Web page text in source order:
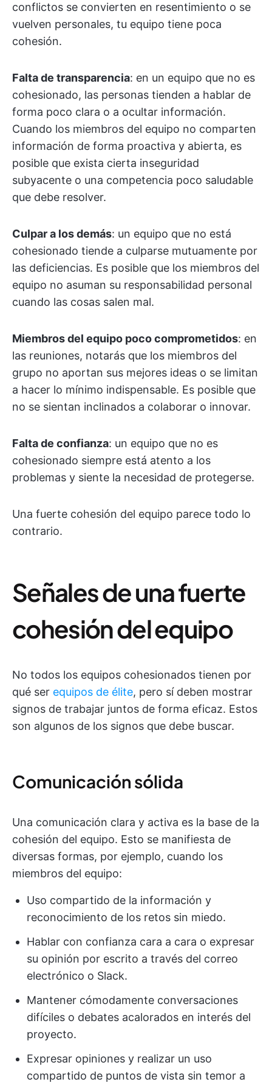
conflictos se convierten en resentimiento o se
vuelven personales, tu equipo tiene poca
cohesión.
Falta de transparencia: en un equipo que no es
cohesionado, las personas tienden a hablar de
forma poco clara o a ocultar información.
Cuando los miembros del equipo no comparten
información de forma proactiva y abierta, es
posible que exista cierta inseguridad
subyacente o una competencia poco saludable
que debe resolver.
Culpar a los demás: un equipo que no está
cohesionado tiende a culparse mutuamente por
las deficiencias. Es posible que los miembros del
equipo no asuman su responsabilidad personal
cuando las cosas salen mal.
Miembros del equipo poco comprometidos: en
las reuniones, notarás que los miembros del
grupo no aportan sus mejores ideas o se limitan
a hacer lo mínimo indispensable. Es posible que
no se sientan inclinados a colaborar o innovar.
Falta de confianza: un equipo que no es
cohesionado siempre está atento a los
problemas y siente la necesidad de protegerse.
Una fuerte cohesión del equipo parece todo lo
contrario.
Señales de una fuerte
cohesión del equipo
No todos los equipos cohesionados tienen por
qué ser equipos de élite, pero sí deben mostrar
signos de trabajar juntos de forma eficaz. Estos
son algunos de los signos que debe buscar.
Comunicación sólida
Una comunicación clara y activa es la base de la
cohesión del equipo. Esto se manifiesta de
diversas formas, por ejemplo, cuando los
miembros del equipo:
Uso compartido de la información y
reconocimiento de los retos sin miedo.
Hablar con confianza cara a cara o expresar
su opinión por escrito a través del correo
electrónico o Slack.
Mantener cómodamente conversaciones
difíciles o debates acalorados en interés del
proyecto.
Expresar opiniones y realizar un uso
compartido de puntos de vista sin temor a